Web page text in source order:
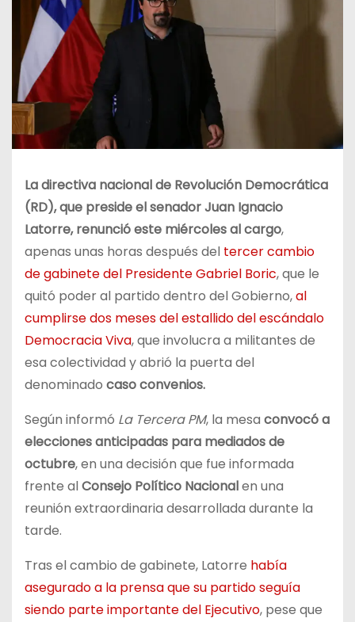
La directiva nacional de Revolución Democrática
(RD), que preside el senador Juan Ignacio
Latorre, renunció este miércoles al cargo,
apenas unas horas después del tercer cambio
de gabinete del Presidente Gabriel Boric, que le
quitó poder al partido dentro del Gobierno,al
cumplirse dos meses del estallido del escándalo
Democracia Viva, que involucra a militantes de
esa colectividad y abrió la puerta del
denominado caso convenios.
Según informó La Tercera PM, la mesa convocó a
elecciones anticipadas para mediados de
octubre, en una decisión que fue informada
frente alConsejo Político Nacionalen una
reunión extraordinaria desarrollada durante la
tarde.
Tras el cambio de gabinete, Latorre había
asegurado a la prensa que su partido seguía
siendo parte importante del Ejecutivo, pese que